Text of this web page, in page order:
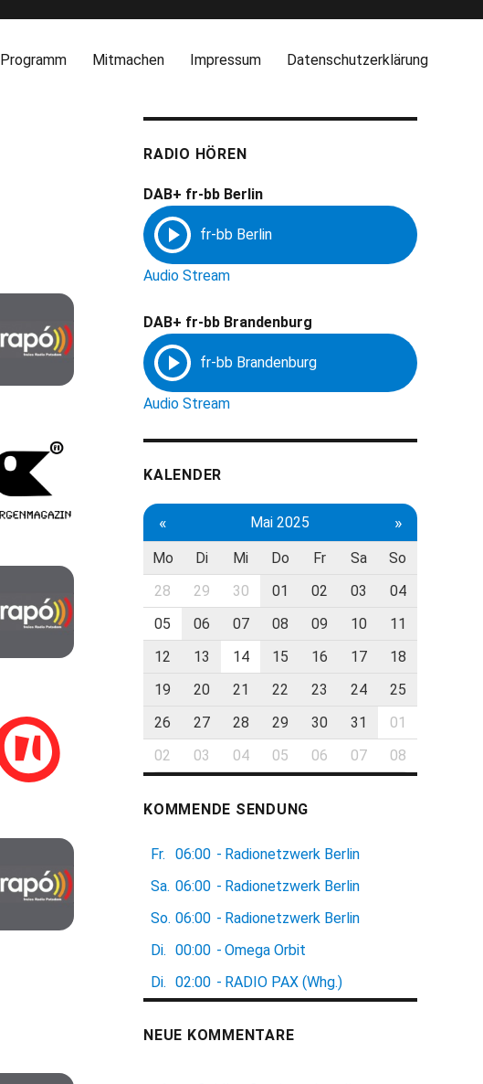
Programm Mitmachen Impressum Datenschutzerklärung
RADIO HÖREN
DAB+ fr-bb Berlin
Audio Stream
DAB+ fr-bb Brandenburg
Audio Stream
KALENDER
« Mai 2025 »
Mo Di Mi Do Fr Sa
So
28
29 30 01 02 03
04
05
06 07 08 09 10
11
12
13 14 15 16 17
18
19
20 21 22 23 24
25
26
27 28 29 30 31
01
02
03 04 05 06 07 08
KOMMENDE SENDUNG
Fr. 06:00 - Radionetzwerk Berlin
Sa. 06:00 - Radionetzwerk Berlin
So. 06:00 - Radionetzwerk Berlin
Di. 00:00 - Omega Orbit
Di. 02:00 - RADIO PAX (Whg.)
NEUE KOMMENTARE